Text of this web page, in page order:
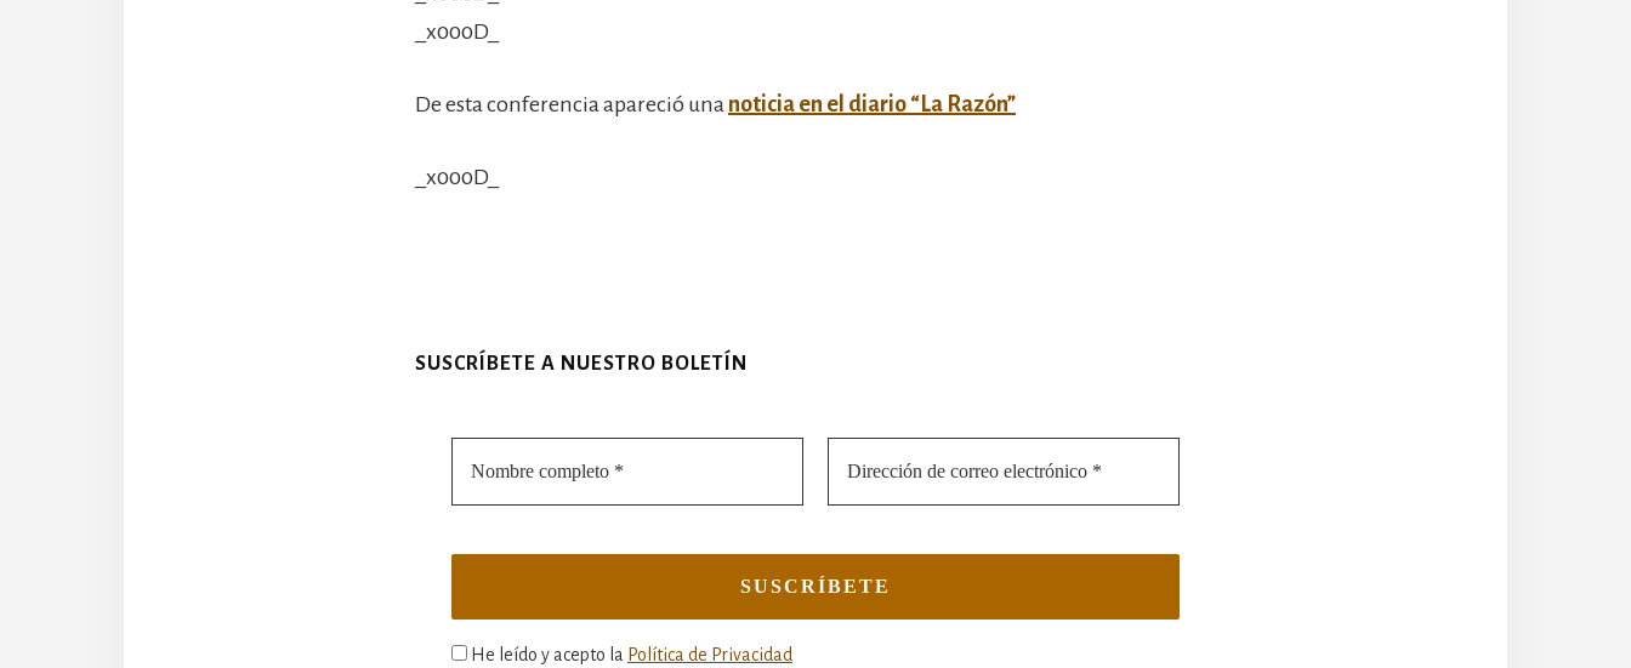
_x000D_
De esta conferencia apareció una noticia en el diario “La Razón”
_x000D_
SUSCRÍBETE A NUESTRO BOLETÍN
He leído y acepto la Política de Privacidad